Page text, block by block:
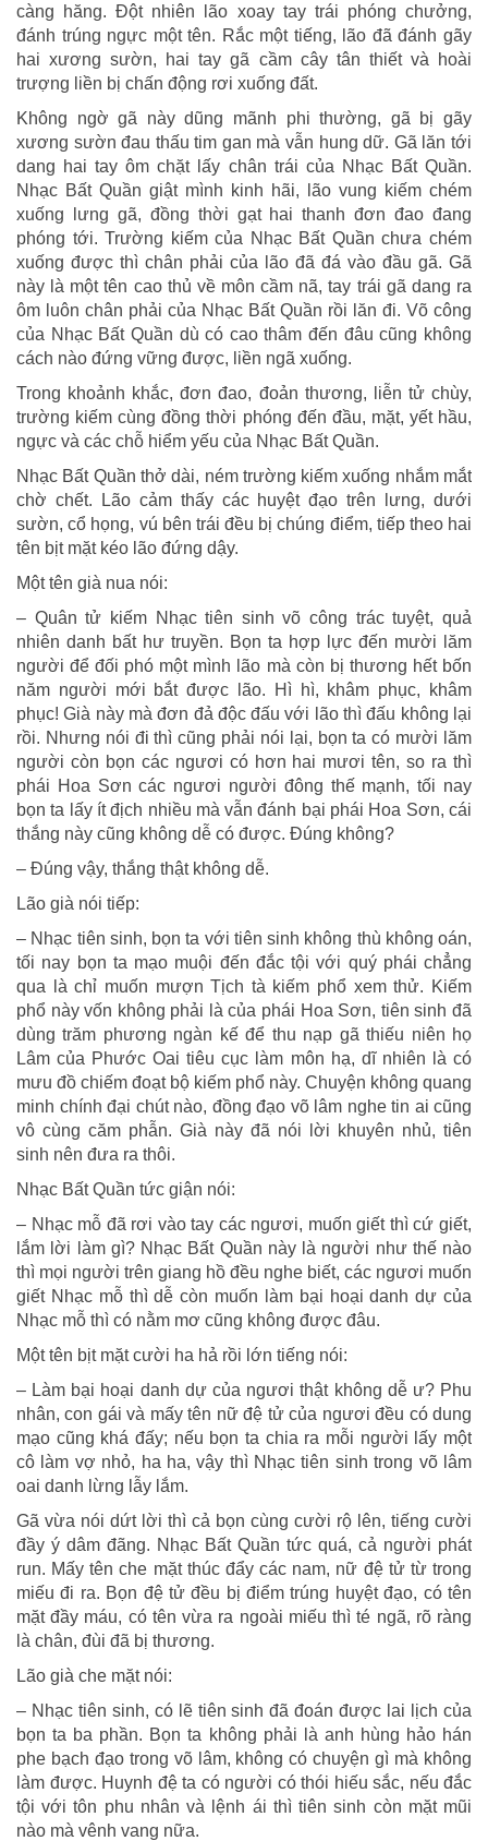
càng hăng. Đột nhiên lão xoay tay trái phóng chưởng,
đánh trúng ngực một tên. Rắc một tiếng, lão đã đánh gãy
hai xương sườn, hai tay gã cầm cây tân thiết và hoài
trượng liền bị chấn động rơi xuống đất.
Không ngờ gã này dũng mãnh phi thường, gã bị gãy
xương sườn đau thấu tim gan mà vẫn hung dữ. Gã lăn tới
dang hai tay ôm chặt lấy chân trái của Nhạc Bất Quần.
Nhạc Bất Quần giật mình kinh hãi, lão vung kiếm chém
xuống lưng gã, đồng thời gạt hai thanh đơn đao đang
phóng tới. Trường kiếm của Nhạc Bất Quần chưa chém
xuống được thì chân phải của lão đã đá vào đầu gã. Gã
này là một tên cao thủ về môn cầm nã, tay trái gã dang ra
ôm luôn chân phải của Nhạc Bất Quần rồi lăn đi. Võ công
của Nhạc Bất Quần dù có cao thâm đến đâu cũng không
cách nào đứng vững được, liền ngã xuống.
Trong khoảnh khắc, đơn đao, đoản thương, liễn tử chùy,
trường kiếm cùng đồng thời phóng đến đầu, mặt, yết hầu,
ngực và các chỗ hiểm yếu của Nhạc Bất Quần.
Nhạc Bất Quần thở dài, ném trường kiếm xuống nhắm mắt
chờ chết. Lão cảm thấy các huyệt đạo trên lưng, dưới
sườn, cổ họng, vú bên trái đều bị chúng điểm, tiếp theo hai
tên bịt mặt kéo lão đứng dậy.
Một tên già nua nói:
– Quân tử kiếm Nhạc tiên sinh võ công trác tuyệt, quả
nhiên danh bất hư truyền. Bọn ta hợp lực đến mười lăm
người để đối phó một mình lão mà còn bị thương hết bốn
năm người mới bắt được lão. Hì hì, khâm phục, khâm
phục! Già này mà đơn đả độc đấu với lão thì đấu không lại
rồi. Nhưng nói đi thì cũng phải nói lại, bọn ta có mười lăm
người còn bọn các ngươi có hơn hai mươi tên, so ra thì
phái Hoa Sơn các ngươi người đông thế mạnh, tối nay
bọn ta lấy ít địch nhiều mà vẫn đánh bại phái Hoa Sơn, cái
thắng này cũng không dễ có được. Đúng không?
– Đúng vậy, thắng thật không dễ.
Lão già nói tiếp:
– Nhạc tiên sinh, bọn ta với tiên sinh không thù không oán,
tối nay bọn ta mạo muội đến đắc tội với quý phái chẳng
qua là chỉ muốn mượn Tịch tà kiếm phổ xem thử. Kiếm
phổ này vốn không phải là của phái Hoa Sơn, tiên sinh đã
dùng trăm phương ngàn kế để thu nạp gã thiếu niên họ
Lâm của Phước Oai tiêu cục làm môn hạ, dĩ nhiên là có
mưu đồ chiếm đoạt bộ kiếm phổ này. Chuyện không quang
minh chính đại chút nào, đồng đạo võ lâm nghe tin ai cũng
vô cùng căm phẫn. Già này đã nói lời khuyên nhủ, tiên
sinh nên đưa ra thôi.
Nhạc Bất Quần tức giận nói:
– Nhạc mỗ đã rơi vào tay các ngươi, muốn giết thì cứ giết,
lắm lời làm gì? Nhạc Bất Quần này là người như thế nào
thì mọi người trên giang hồ đều nghe biết, các ngươi muốn
giết Nhạc mỗ thì dễ còn muốn làm bại hoại danh dự của
Nhạc mỗ thì có nằm mơ cũng không được đâu.
Một tên bịt mặt cười ha hả rồi lớn tiếng nói:
– Làm bại hoại danh dự của ngươi thật không dễ ư? Phu
nhân, con gái và mấy tên nữ đệ tử của ngươi đều có dung
mạo cũng khá đấy; nếu bọn ta chia ra mỗi người lấy một
cô làm vợ nhỏ, ha ha, vậy thì Nhạc tiên sinh trong võ lâm
oai danh lừng lẫy lắm.
Gã vừa nói dứt lời thì cả bọn cùng cười rộ lên, tiếng cười
đầy ý dâm đãng. Nhạc Bất Quần tức quá, cả người phát
run. Mấy tên che mặt thúc đẩy các nam, nữ đệ tử từ trong
miếu đi ra. Bọn đệ tử đều bị điểm trúng huyệt đạo, có tên
mặt đầy máu, có tên vừa ra ngoài miếu thì té ngã, rõ ràng
là chân, đùi đã bị thương.
Lão già che mặt nói:
– Nhạc tiên sinh, có lẽ tiên sinh đã đoán được lai lịch của
bọn ta ba phần. Bọn ta không phải là anh hùng hảo hán
phe bạch đạo trong võ lâm, không có chuyện gì mà không
làm được. Huynh đệ ta có người có thói hiếu sắc, nếu đắc
tội với tôn phu nhân và lệnh ái thì tiên sinh còn mặt mũi
nào mà vênh vang nữa.